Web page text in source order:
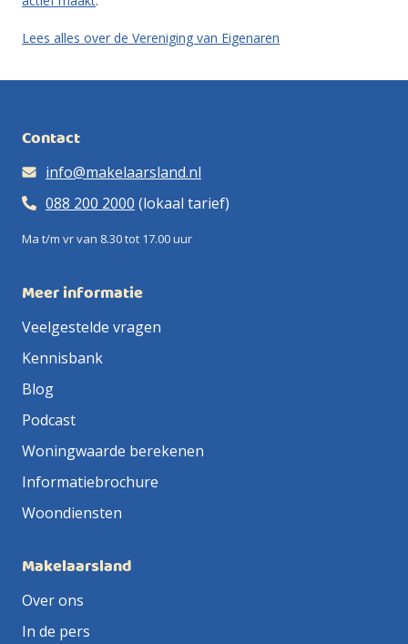
Lees alles over de Vereniging van Eigenaren
Contact
info@makelaarsland.nl
088 200 2000 (lokaal tarief)
Ma t/m vr van 8.30 tot 17.00 uur
Meer informatie
Veelgestelde vragen
Kennisbank
Blog
Podcast
Woningwaarde berekenen
Informatiebrochure
Woondiensten
Makelaarsland
Over ons
In de pers